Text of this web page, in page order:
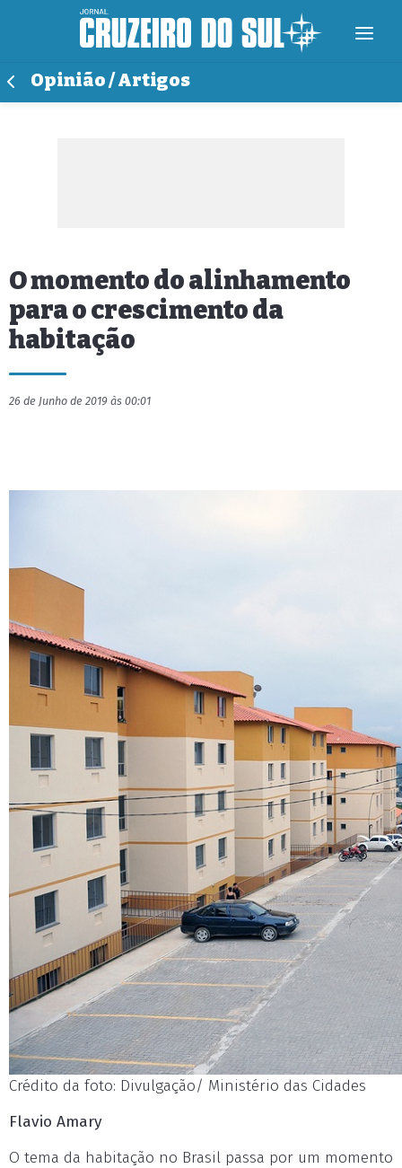
Opinião / Artigos
O momento do alinhamento
para o crescimento da
habitação
26 de Junho de 2019 às 00:01
Crédito da foto: Divulgação/ Ministério das Cidades
Flavio Amary
O tema da habitação no Brasil passa por um momento